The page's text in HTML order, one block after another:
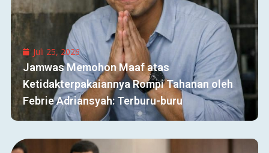
Juli 25, 2026
Jamwas Memohon Maaf atas
Ketidakterpakaiannya Rompi Tahanan oleh
Febrie Adriansyah: Terburu-buru